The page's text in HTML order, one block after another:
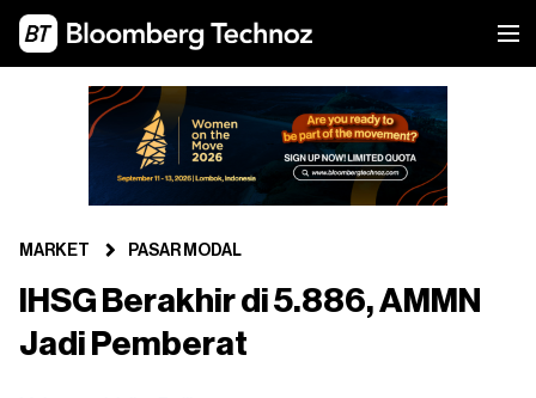
MARKET PASAR MODAL
IHSG Berakhir di 5.886, AMMN
Jadi Pemberat